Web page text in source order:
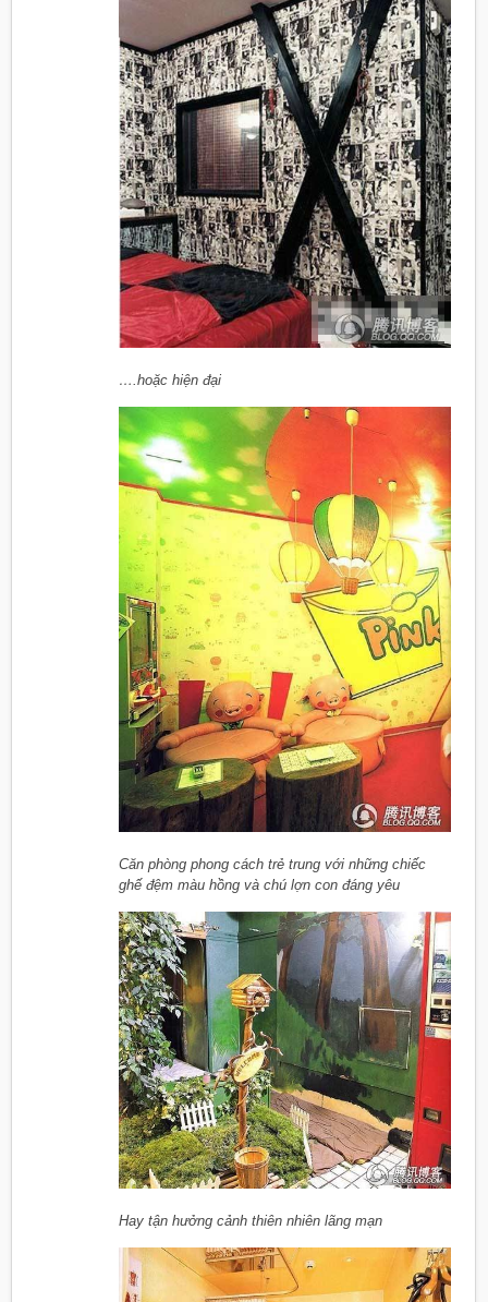
….hoặc hiện đại
Căn phòng phong cách trẻ trung với những chiếc
ghế đệm màu hồng và chú lợn con đáng yêu
Hay tận hưởng cảnh thiên nhiên lãng mạn